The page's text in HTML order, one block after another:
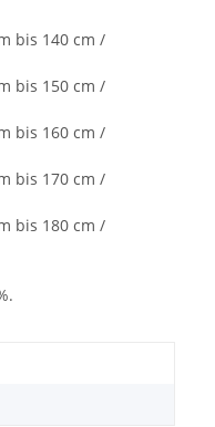
bis 140 cm /
bis 150 cm /
bis 160 cm /
bis 170 cm /
bis 180 cm /